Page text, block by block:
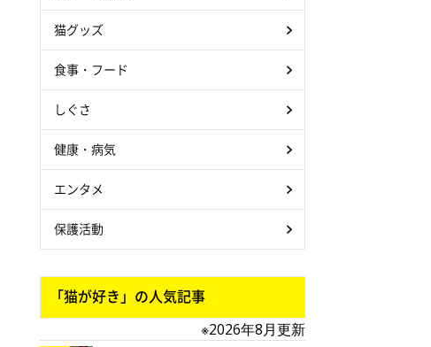
猫グッズ
食事・フード
しぐさ
健康・病気
エンタメ
保護活動
「猫が好き」の人気記事
※2026年8月更新